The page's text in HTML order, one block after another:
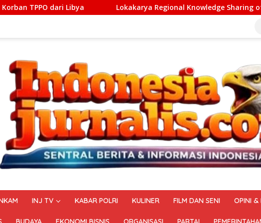
Lokakarya Regional Knowledge Sharing of ASEAN Guiding
INJ TV KABAR POLRI KULINER FILM DAN SENI OPINI &